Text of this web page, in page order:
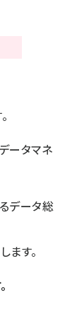
ータマネ
データ総
ます。